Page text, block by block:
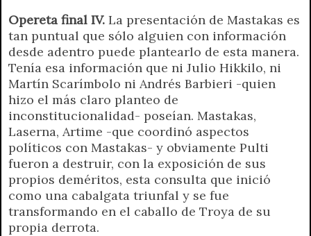
Opereta final IV. La presentación de Mastakas es
tan puntual que sólo alguien con información
desde adentro puede plantearlo de esta manera.
Tenía esa información que ni Julio Hikkilo, ni
Martín Scarímbolo ni Andrés Barbieri -quien
hizo el más claro planteo de
inconstitucionalidad- poseían. Mastakas,
Laserna, Artime -que coordinó aspectos
políticos con Mastakas- y obviamente Pulti
fueron a destruir, con la exposición de sus
propios deméritos, esta consulta que inició
como una cabalgata triunfal y se fue
transformando en el caballo de Troya de su
propia derrota.